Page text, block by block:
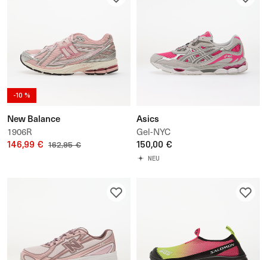
-10 %
New Balance
1906R
146,99 € 162,95 €
Asics
Gel-NYC
150,00 €
NEU